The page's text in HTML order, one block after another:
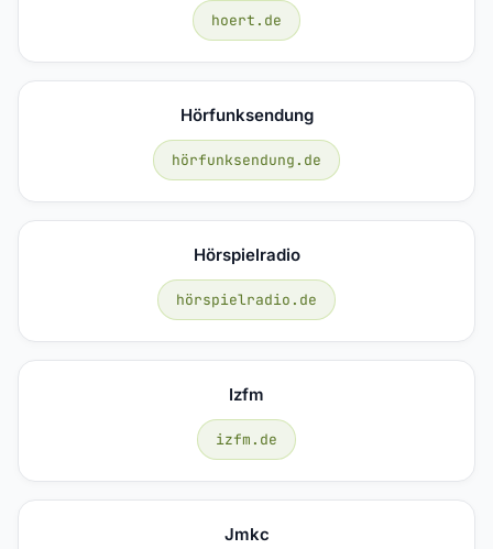
hoert.de
Hörfunksendung
hörfunksendung.de
Hörspielradio
hörspielradio.de
Izfm
izfm.de
Jmkc